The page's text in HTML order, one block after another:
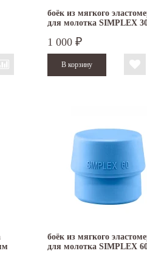
боёк из мягкого
для молотка SIMPLEX
1 000 ₽
боёк из мягкого
для молотка SIMPLEX